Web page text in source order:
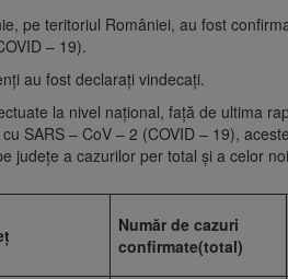
pe teritoriul României, au fost
– 19).
au fost declarați vindecați.
la nivel național, față de ultima
SARS – CoV – 2 (COVID – 19),
județe a cazurilor per total și a celor
Număr de cazuri
confirmate(total)